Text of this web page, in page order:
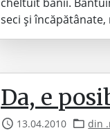
seci și
Da, e
13.04.2010 din